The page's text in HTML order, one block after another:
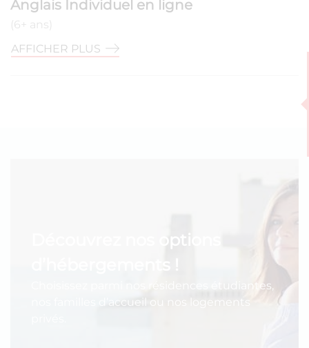
Anglais Individuel en ligne
(6+ ans)
AFFICHER PLUS
Choisissez parmi nos résidences étudiantes,
nos familles d’accueil ou nos logements